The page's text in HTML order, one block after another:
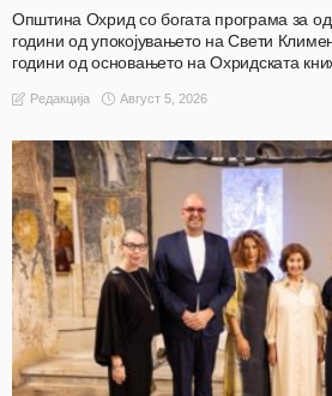
Општина Охрид со богата програма за
години од упокојувањето на Свети
години од основањето на Охридската
Редакција Август 5, 2026